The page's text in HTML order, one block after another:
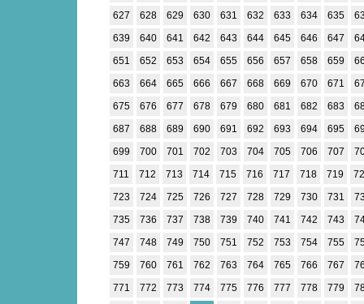
627
628 629 630 631 632 633 634 635
639
640 641 642 643 644 645 646 647
651
652 653 654 655 656 657 658 659
663
664 665 666 667 668 669 670 671
675
676 677 678 679 680 681 682 683
687
688 689 690 691 692 693 694 695
699
700 701 702 703 704 705 706 707
711
712 713 714 715 716 717 718 719
723
724 725 726 727 728 729 730 731
735
736 737 738 739 740 741 742 743
747
748 749 750 751 752 753 754 755
759
760 761 762 763 764 765 766 767
771
772 773 774 775 776 777 778 779